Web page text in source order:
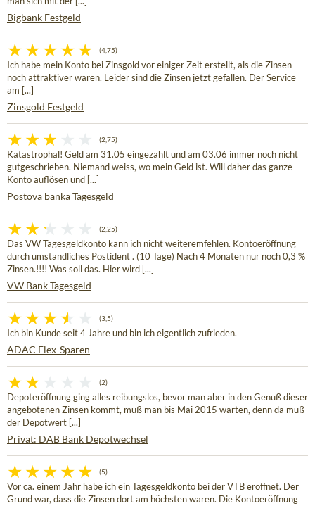
Bigbank Festgeld
(4,75)
Ich habe mein Konto bei Zinsgold vor einiger Zeit erstellt, als die Zinsen
noch attraktiver waren. Leider sind die Zinsen jetzt gefallen. Der Service
am [...]
Zinsgold Festgeld
(2,75)
Katastrophal! Geld am 31.05 eingezahlt und am 03.06 immer noch nicht
gutgeschrieben. Niemand weiss, wo mein Geld ist. Will daher das ganze
Konto auflösen und [...]
Postova banka Tagesgeld
(2,25)
Das VW Tagesgeldkonto kann ich nicht weiteremfehlen. Kontoeröffnung
durch umständliches Postident . (10 Tage) Nach 4 Monaten nur noch 0,3 %
Zinsen.!!!! Was soll das. Hier wird [...]
VW Bank Tagesgeld
(3,5)
Ich bin Kunde seit 4 Jahre und bin ich eigentlich zufrieden.
ADAC Flex-Sparen
(2)
Depoteröffnung ging alles reibungslos, bevor man aber in den Genuß dieser
angebotenen Zinsen kommt, muß man bis Mai 2015 warten, denn da muß
der Depotwert [...]
Privat: DAB Bank Depotwechsel
(5)
Vor ca. einem Jahr habe ich ein Tagesgeldkonto bei der VTB eröffnet. Der
Grund war, dass die Zinsen dort am höchsten waren. Die Kontoeröffnung